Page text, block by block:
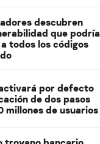
descubren
que podría
todos los códigos
por defecto
de dos pasos
millones de usuarios